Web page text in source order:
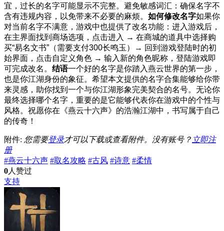
宜，过长的名字可能显示不完整。 避免敏感词汇：确保名字不
含有违规内容，以免带来不必要的麻烦。 如何修改名字如果你
对当前名字不满意，游戏中也提供了改名功能： 进入游戏后，
在主界面找到商场选项，点击进入 → 在商城的道具中选择购
买“易名文书”（需要支付300长鸣玉）→ 回到游戏登陆时的初
始界面，点击自定义角色 → 输入新的角色昵称，登陆游戏即
可完成改名。 结语一个好的名字是你踏入燕云世界的第一步，
也是你江湖身份的象征。希望本文提供的名字合集能够给你带
来灵感，助你找到一个与你江湖形象完美契合的名号。 无论你
最终选择哪个名字，重要的是它能够代表你在游戏中的个性与
风格。祝愿你在《燕云十六声》的浩瀚江湖中，书写属于自己
的传奇！
附件: 您需要登录才可以下载或查看附件。没有账号？ 立即注
册
#燕云十六声 #取名攻略 #古风 #诗意 #柔情
0人赞过
支持